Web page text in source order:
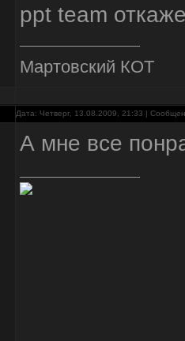
ppt team
Мартовский КОТ
Дата: Четверг, 13.08.2009, 21:33 |
А мне все